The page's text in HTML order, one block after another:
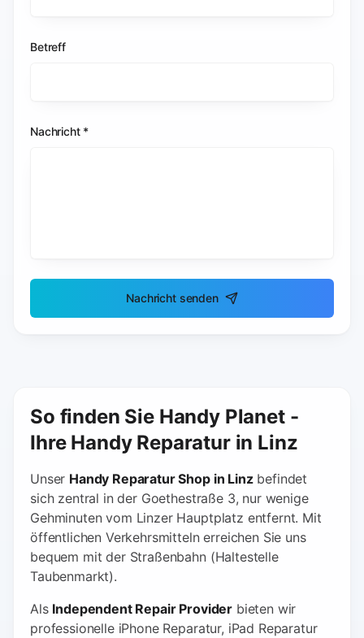
Betreff
Nachricht *
Nachricht senden
So finden Sie Handy Planet -
Ihre Handy Reparatur in Linz
Unser Handy Reparatur Shop in Linzbefindet
sich zentral in der Goethestraße 3, nur wenige
Gehminuten vom Linzer Hauptplatz entfernt. Mit
öffentlichen Verkehrsmitteln erreichen Sie uns
bequem mit der Straßenbahn (Haltestelle
Taubenmarkt).
Als Independent Repair Provider bieten wir
professionelle iPhone Reparatur, iPad Reparatur